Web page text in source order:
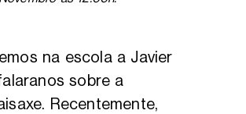
na escola a Javier
sobre a
Recentemente,